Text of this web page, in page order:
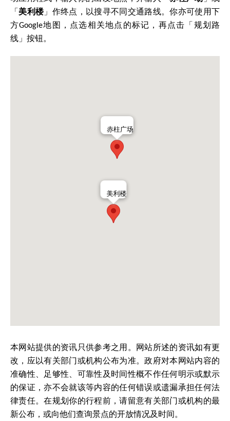
「 美利楼」 作终点，以搜寻不同交通路线。你亦可使用下
方Google地图，点选相关地点的标记，再点击「规划路
线」按钮。
赤柱广场
美利楼
本网站提供的资讯只供参考之用。网站所述的资讯如有更
改，应以有关部门或机构公布为准。政府对本网站内容的
准确性、足够性、可靠性及时间性概不作任何明示或默示
的保证，亦不会就该等内容的任何错误或遗漏承担任何法
律责任。在规划你的行程前，请留意有关部门或机构的最
新公布，或向他们查询景点的开放情况及时间。